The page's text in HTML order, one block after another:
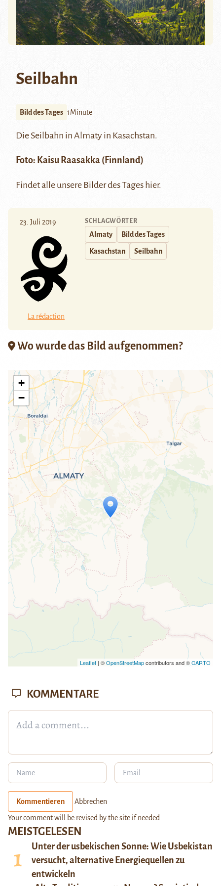
Seilbahn
Bild des Tages 1Minute
Die Seilbahn in Almaty in Kasachstan.
Foto: Kaisu Raasakka (Finnland)
Findet alle unsere Bilder des Tages hier.
23. Juli 2019
La rédaction
SCHLAGWÖRTER
Almaty Bild des Tages
Kasachstan Seilbahn
Wo wurde das Bild aufgenommen?
Travelers' Map wird geladen …
Wenn du dies siehst, nachdem deine
Seite vollständig geladen wurde,
fehlen leafletJS-Dateien.
+
−
Leaflet| ©OpenStreetMapcontributors and ©CARTO
MEISTGELESEN
Unter der usbekischen Sonne: Wie Usbekistan
versucht, alternative Energiequellen zu
entwickeln
KOMMENTARE
Kommentieren Abbrechen
Your comment will be revised by the site if needed.